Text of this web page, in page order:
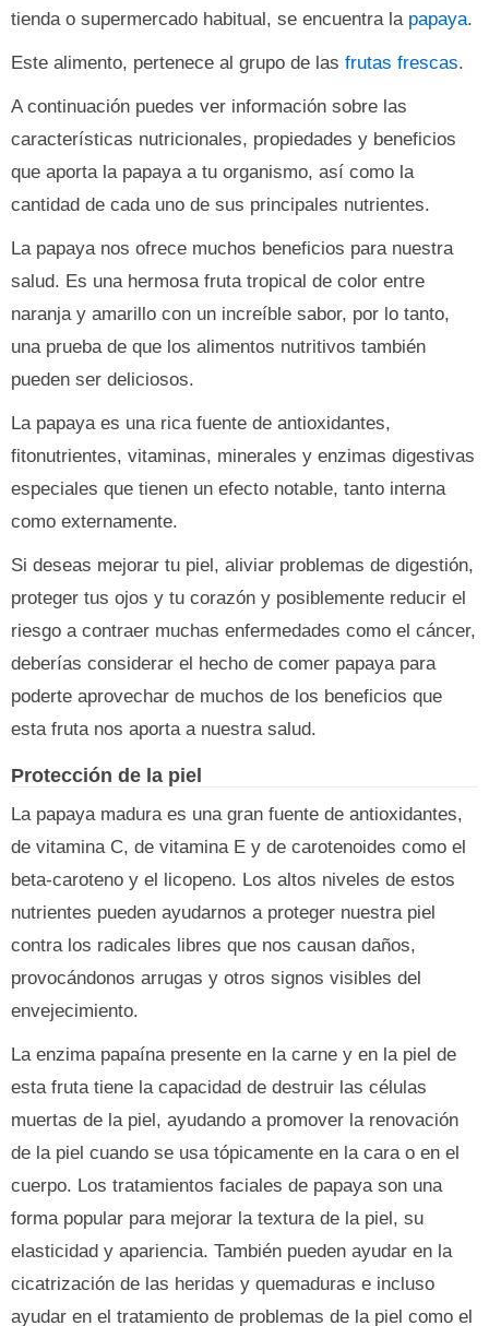
tienda o supermercado habitual, se encuentra la papaya.
Este alimento, pertenece al grupo de las frutas frescas.
A continuación puedes ver información sobre las
características nutricionales, propiedades y beneficios
que aporta la papaya a tu organismo, así como la
cantidad de cada uno de sus principales nutrientes.
La papaya nos ofrece muchos beneficios para nuestra
salud. Es una hermosa fruta tropical de color entre
naranja y amarillo con un increíble sabor, por lo tanto,
una prueba de que los alimentos nutritivos también
pueden ser deliciosos.
La papaya es una rica fuente de antioxidantes,
fitonutrientes, vitaminas, minerales y enzimas digestivas
especiales que tienen un efecto notable, tanto interna
como externamente.
Si deseas mejorar tu piel, aliviar problemas de digestión,
proteger tus ojos y tu corazón y posiblemente reducir el
riesgo a contraer muchas enfermedades como el cáncer,
deberías considerar el hecho de comer papaya para
poderte aprovechar de muchos de los beneficios que
esta fruta nos aporta a nuestra salud.
Protección de la piel
La papaya madura es una gran fuente de antioxidantes,
de vitamina C, de vitamina E y de carotenoides como el
beta-caroteno y el licopeno. Los altos niveles de estos
nutrientes pueden ayudarnos a proteger nuestra piel
contra los radicales libres que nos causan daños,
provocándonos arrugas y otros signos visibles del
envejecimiento.
La enzima papaína presente en la carne y en la piel de
esta fruta tiene la capacidad de destruir las células
muertas de la piel, ayudando a promover la renovación
de la piel cuando se usa tópicamente en la cara o en el
cuerpo. Los tratamientos faciales de papaya son una
forma popular para mejorar la textura de la piel, su
elasticidad y apariencia. También pueden ayudar en la
cicatrización de las heridas y quemaduras e incluso
ayudar en el tratamiento de problemas de la piel como el